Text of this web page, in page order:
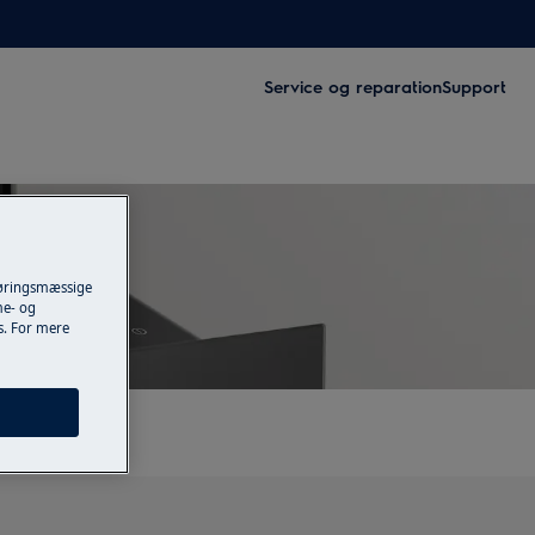
Service og reparationSupport
og
For mere